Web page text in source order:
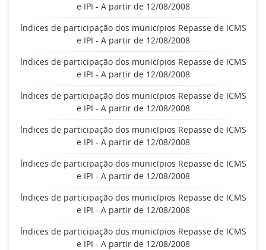
e IPI - A partir de 12/08/2008
Índices de participação dos municípios Repasse de ICMS
e IPI - A partir de 12/08/2008
Índices de participação dos municípios Repasse de ICMS
e IPI - A partir de 12/08/2008
Índices de participação dos municípios Repasse de ICMS
e IPI - A partir de 12/08/2008
Índices de participação dos municípios Repasse de ICMS
e IPI - A partir de 12/08/2008
Índices de participação dos municípios Repasse de ICMS
e IPI - A partir de 12/08/2008
Índices de participação dos municípios Repasse de ICMS
e IPI - A partir de 12/08/2008
Índices de participação dos municípios Repasse de ICMS
e IPI - A partir de 12/08/2008